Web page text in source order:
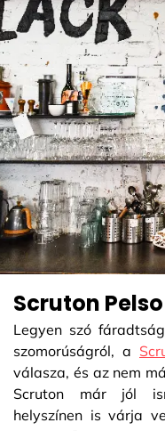
Scruton
Legyen szó
szomorúságról, a
válasza, és az nem
Scruton már jól
helyszínen is várja